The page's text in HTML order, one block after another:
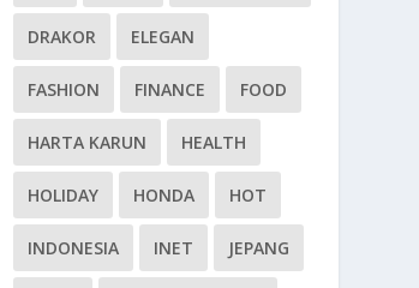
DRAKOR ELEGAN
FASHION FINANCE FOOD
HARTA KARUN HEALTH
HOLIDAY HONDA HOT
INDONESIA INET JEPANG